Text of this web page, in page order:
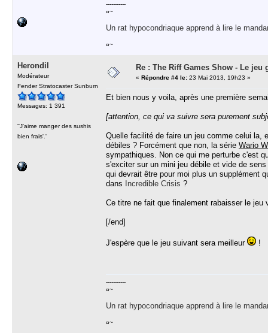
-----------
¤~
Un rat hypocondriaque apprend à lire le
¤~
Herondil
Modérateur
Fender Stratocaster Sunburn
Messages: 1 391
''J'aime manger des sushis
bien frais'.'
Re : The Riff Games Show - Le jeu
« Répondre #4 le: 23 Mai 2013, 19h23 »
Et bien nous y voila, après une première
[attention, ce qui va suivre sera purement
Quelle facilité de faire un jeu comme celui la,
débiles ? Forcément que non, la série Wario
sympathiques. Non ce qui me perturbe c'est
s'exciter sur un mini jeu débile et vide de
qui devrait être pour moi plus un supplément
dans
Incredible Crisis ?
Ce titre ne fait que finalement rabaisser le
[/end]
J'espère que le jeu suivant sera meilleur !
-----------
¤~
Un rat hypocondriaque apprend à lire le
¤~